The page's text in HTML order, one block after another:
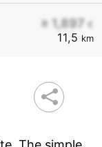
≥ 1,897 €
11,5 km